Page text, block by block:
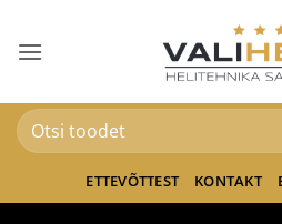
content
Otsi:
ETTEVÕTTEST KONTAKT